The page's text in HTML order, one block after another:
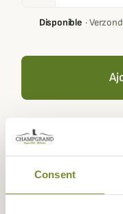
Consent
Disponible·
Your basket must